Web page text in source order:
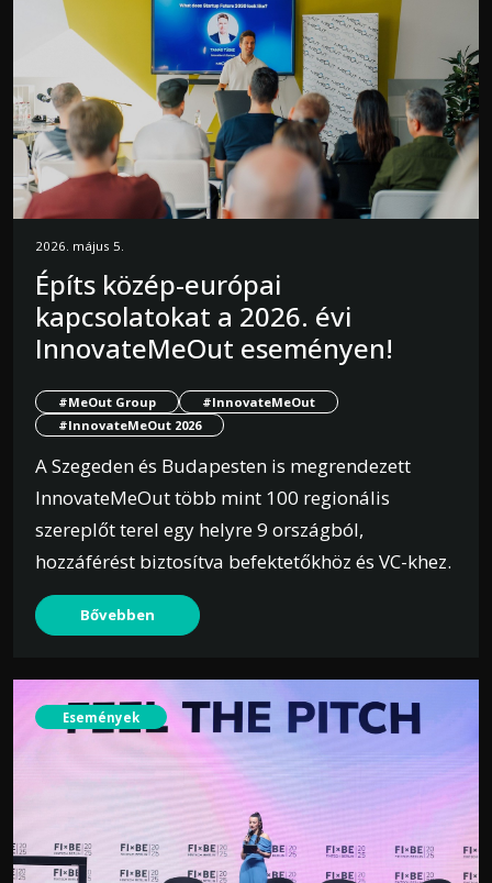
2026. május 5.
Építs közép-európai
kapcsolatokat a 2026. évi
InnovateMeOut eseményen!
#MeOut Group
#InnovateMeOut
#InnovateMeOut 2026
A Szegeden és Budapesten is megrendezett
InnovateMeOut több mint 100 regionális
szereplőt terel egy helyre 9 országból,
hozzáférést biztosítva befektetőkhöz és VC-khez.
Bővebben
Események